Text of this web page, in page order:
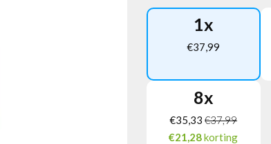
1x
€37,99
8x
€35,33 €37,99
€21,28korting